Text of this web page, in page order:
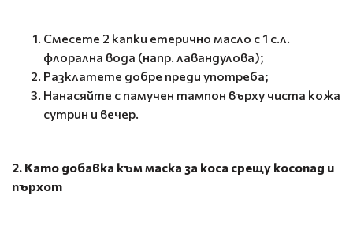
Смесете 2 капки етерично масло с 1 с.л.
флорална вода (напр. лавандулова);
Разклатете добре преди употреба;
Нанасяйте с памучен тампон върху чиста кожа
сутрин и вечер.
2. Като добавка към маска за коса срещу косопад и
пърхот